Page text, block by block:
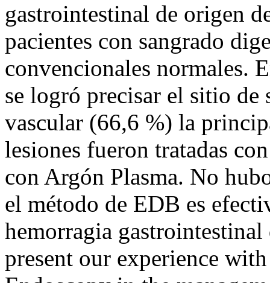
gastrointestinal de origen
pacientes con sangrado
convencionales normales.
se logró precisar el sitio de
vascular (66,6 %) la
lesiones fueron tratadas
con Argón Plasma. No
el método de EDB es
hemorragia
present our experience